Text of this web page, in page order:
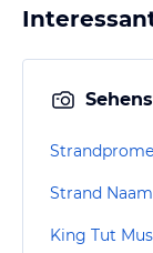
Strand
King Tut